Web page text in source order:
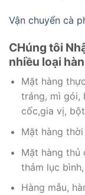
Vận chuyển cà
CHúng tôi
nhiều loại
Mặt hàng
tráng, mì gói,
cốc,gia vị,
Mặt hàng
Mặt hàng thủ
thảm lục
Hàng mẫu,